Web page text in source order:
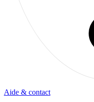
Aide & contact